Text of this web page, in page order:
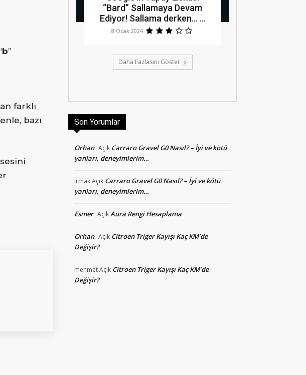
b”
farklı
bazı
“Bard” Sallamaya Devam
Ediyor! Sallama derken… …
8 Ocak 2024
Daha Fazlasını Göster
Son Yorumlar
Orhan Açık Carraro Gravel G0 Nasıl? – İyi ve kötü
yanları, deneyimlerim…
IrmakAçık Carraro Gravel G0 Nasıl? – İyi ve kötü
yanları, deneyimlerim…
Esmer AçıkAura Rengi Hesaplama
Orhan Açık Citroen Triger Kayışı Kaç KM’de
Değişir?
mehmetAçık Citroen Triger Kayışı Kaç KM’de
Değişir?